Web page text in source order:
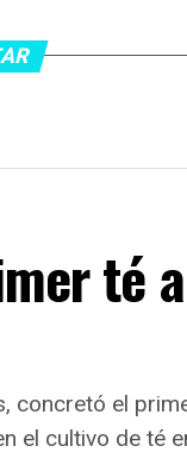
té
concretó el
el cultivo de té